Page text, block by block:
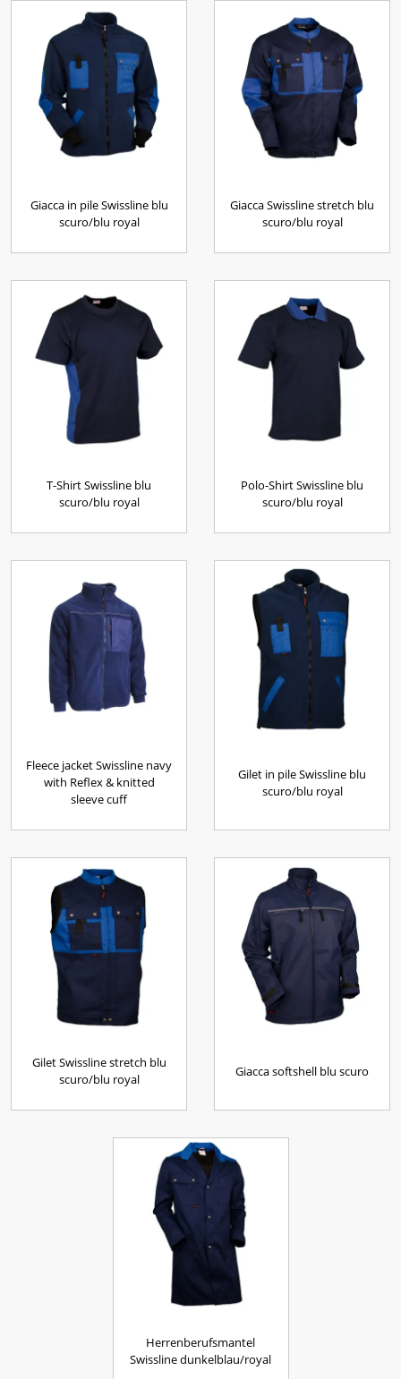
Giacca in pile Swissline blu
scuro/blu royal
Giacca Swissline stretch blu
scuro/blu royal
T-Shirt Swissline blu
scuro/blu royal
Polo-Shirt Swissline blu
scuro/blu royal
Fleece jacket Swissline navy
with Reflex & knitted
sleeve cuff
Gilet in pile Swissline blu
scuro/blu royal
Gilet Swissline stretch blu
scuro/blu royal
Giacca softshell blu scuro
Herrenberufsmantel
Swissline dunkelblau/royal